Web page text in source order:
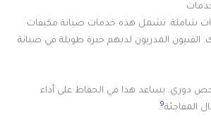
شاملة. تشمل هذه خدمات صيانة مكيفات
الفنيون المدربون لديهم خبرة طويلة في صيانة
دوري. يساعد هذا في الحفاظ على أداء
المفاجئة9
.